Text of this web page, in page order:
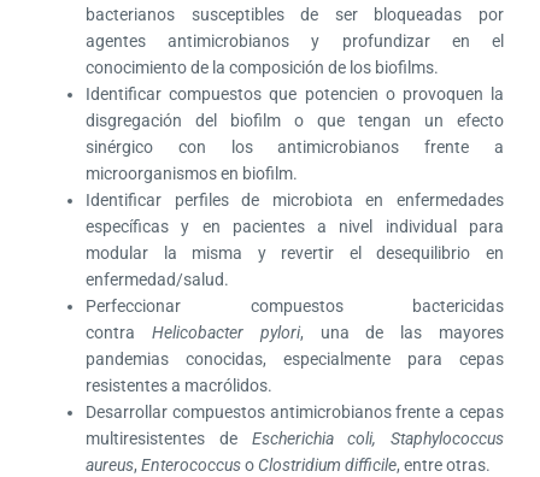
bacterianos susceptibles de ser bloqueadas por
agentes antimicrobianos y profundizar en el
conocimiento de la composición de los biofilms.
Identificar compuestos que potencien o provoquen la
disgregación del biofilm o que tengan un efecto
sinérgico con los antimicrobianos frente a
microorganismos en biofilm.
Identificar perfiles de microbiota en enfermedades
específicas y en pacientes a nivel individual para
modular la misma y revertir el desequilibrio en
enfermedad/salud.
Perfeccionar compuestos bactericidas
contra Helicobacter pylori, una de las mayores
pandemias conocidas, especialmente para cepas
resistentes a macrólidos.
Desarrollar compuestos antimicrobianos frente a cepas
multiresistentes de Escherichia coli, Staphylococcus
aureus,Enterococcuso Clostridium difficile, entre otras.